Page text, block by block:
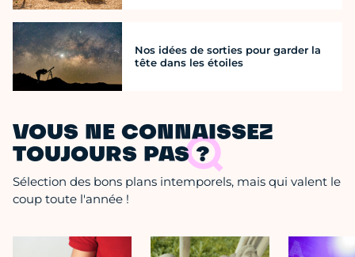
Nos idées de sorties pour garder la
tête dans les étoiles
VOUS NE CONNAISSEZ
TOUJOURS PAS ?
Sélection des bons plans intemporels, mais qui valent le
coup toute l'année !